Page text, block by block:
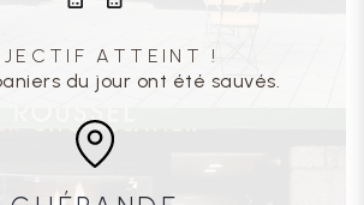
ATTEINT !
du jour ont été sauvés.